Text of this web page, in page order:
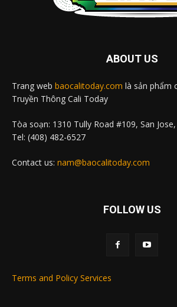
ABOUT US
Trang web baocalitoday.com là sản phẩm
Truyền Thông Cali Today
Tòa soạn: 1310 Tully Road #109, San
Tel: (408) 482-6527
Contact us: nam@baocalitoday.com
FOLLOW US
Terms and Policy Services